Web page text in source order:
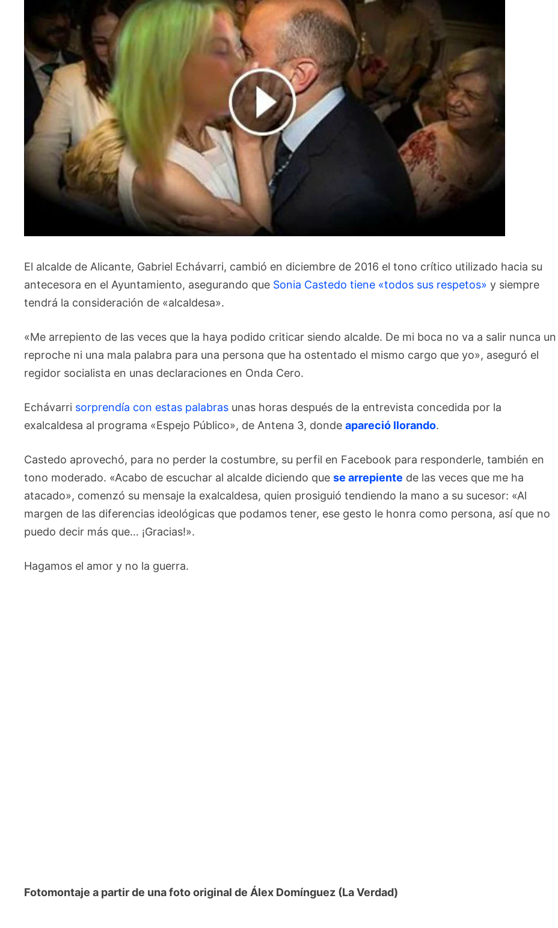
El alcalde de Alicante, Gabriel Echávarri, cambió en diciembre de 2016 el tono crítico utilizado hacia su
antecesora en el Ayuntamiento, asegurando que Sonia Castedo tiene «todos sus respetos» y siempre
tendrá la consideración de «alcaldesa».
«Me arrepiento de las veces que la haya podido criticar siendo alcalde. De mi boca no va a salir nunca un
reproche ni una mala palabra para una persona que ha ostentado el mismo cargo que yo», aseguró el
regidor socialista en unas declaraciones en Onda Cero.
Echávarri sorprendía con estas palabras unas horas después de la entrevista concedida por la
exalcaldesa al programa «Espejo Público», de Antena 3, dondeapareció llorando.
Castedo aprovechó, para no perder la costumbre, su perfil en Facebook para responderle, también en
tono moderado. «Acabo de escuchar al alcalde diciendo quese arrepiente de las veces que me ha
atacado», comenzó su mensaje la exalcaldesa, quien prosiguió tendiendo la mano a su sucesor: «Al
margen de las diferencias ideológicas que podamos tener, ese gesto le honra como persona, así que no
puedo decir más que… ¡Gracias!».
Hagamos el amor y no la guerra.
Fotomontaje a partir de una foto original de Álex Domínguez (La Verdad)